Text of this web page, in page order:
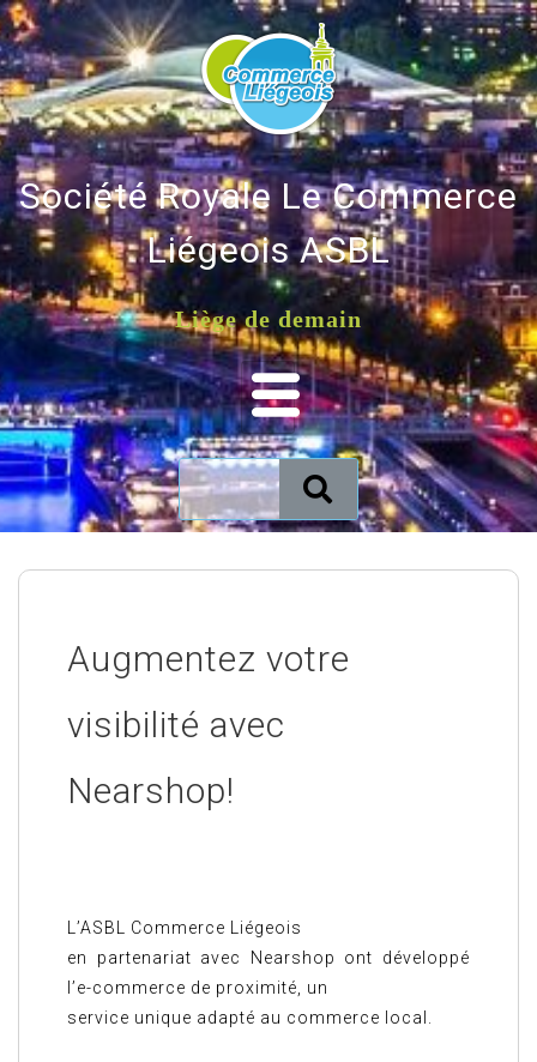
Société Royale Le Commerce
Liégeois ASBL
Liège de demain
Augmentez votre
visibilité avec
Nearshop!
L’ASBL Commerce Liégeois
en partenariat avec Nearshop ont développé
l’e-commerce de proximité, un
service unique adapté au commerce local.